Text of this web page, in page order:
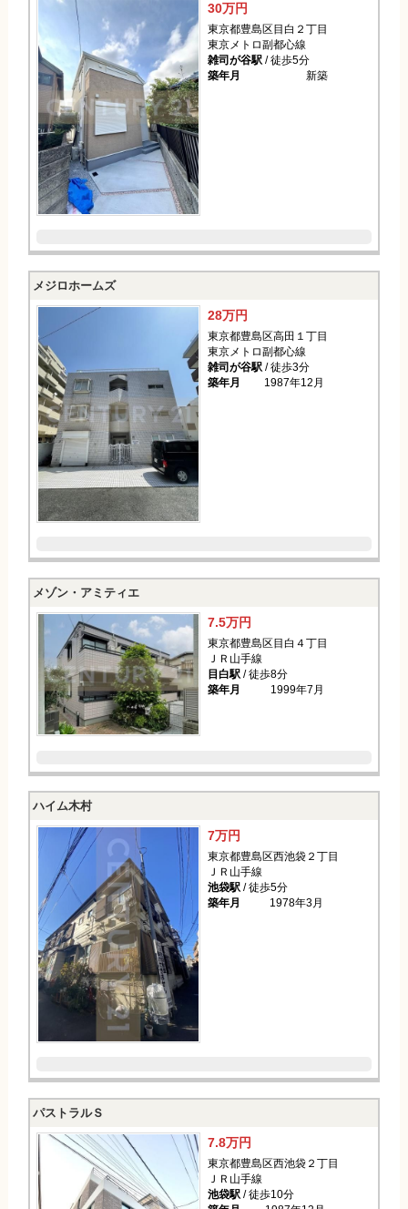
30万円
東京都豊島区目白２丁目
東京メトロ副都心線
雑司が谷駅/ 徒歩5分
築年月
新築
メジロホームズ
28万円
東京都豊島区高田１丁目
東京メトロ副都心線
雑司が谷駅/ 徒歩3分
築年月
1987年12月
メゾン・アミティエ
7.5万円
東京都豊島区目白４丁目
ＪＲ山手線
目白駅/ 徒歩8分
築年月
1999年7月
ハイム木村
7万円
東京都豊島区西池袋２丁目
ＪＲ山手線
池袋駅/ 徒歩5分
築年月
1978年3月
パストラルＳ
7.8万円
東京都豊島区西池袋２丁目
ＪＲ山手線
池袋駅/ 徒歩10分